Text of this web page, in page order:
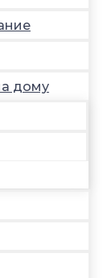
дому